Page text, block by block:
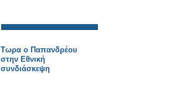
Τωρα ο Παπανδρέου
στην Εθνική
συνδιάσκεψη